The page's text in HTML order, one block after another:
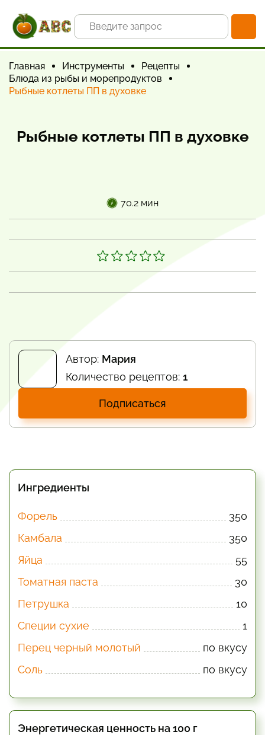
Главная Инструменты
Рецепты
Блюда из рыбы и морепродуктов
Рыбные котлеты ПП в духовке
Рыбные котлеты ПП в духовке
70.2 мин
Автор: Мария
Количество рецептов: 1
Подписаться
Ингредиенты
Форель
350
Камбала
350
Яйца
55
Томатная паста
30
Петрушка
10
Специи сухие
1
Перец черный молотый
по вкусу
Соль
по вкусу
Энергетическая ценность на 100 г